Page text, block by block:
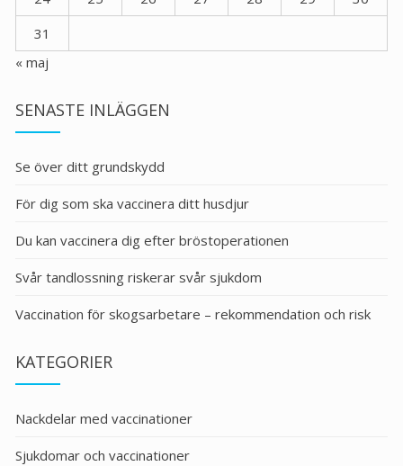
31
« maj
SENASTE INLÄGGEN
Se över ditt grundskydd
För dig som ska vaccinera ditt husdjur
Du kan vaccinera dig efter bröstoperationen
Svår tandlossning riskerar svår sjukdom
Vaccination för skogsarbetare – rekommendation och risk
KATEGORIER
Nackdelar med vaccinationer
Sjukdomar och vaccinationer